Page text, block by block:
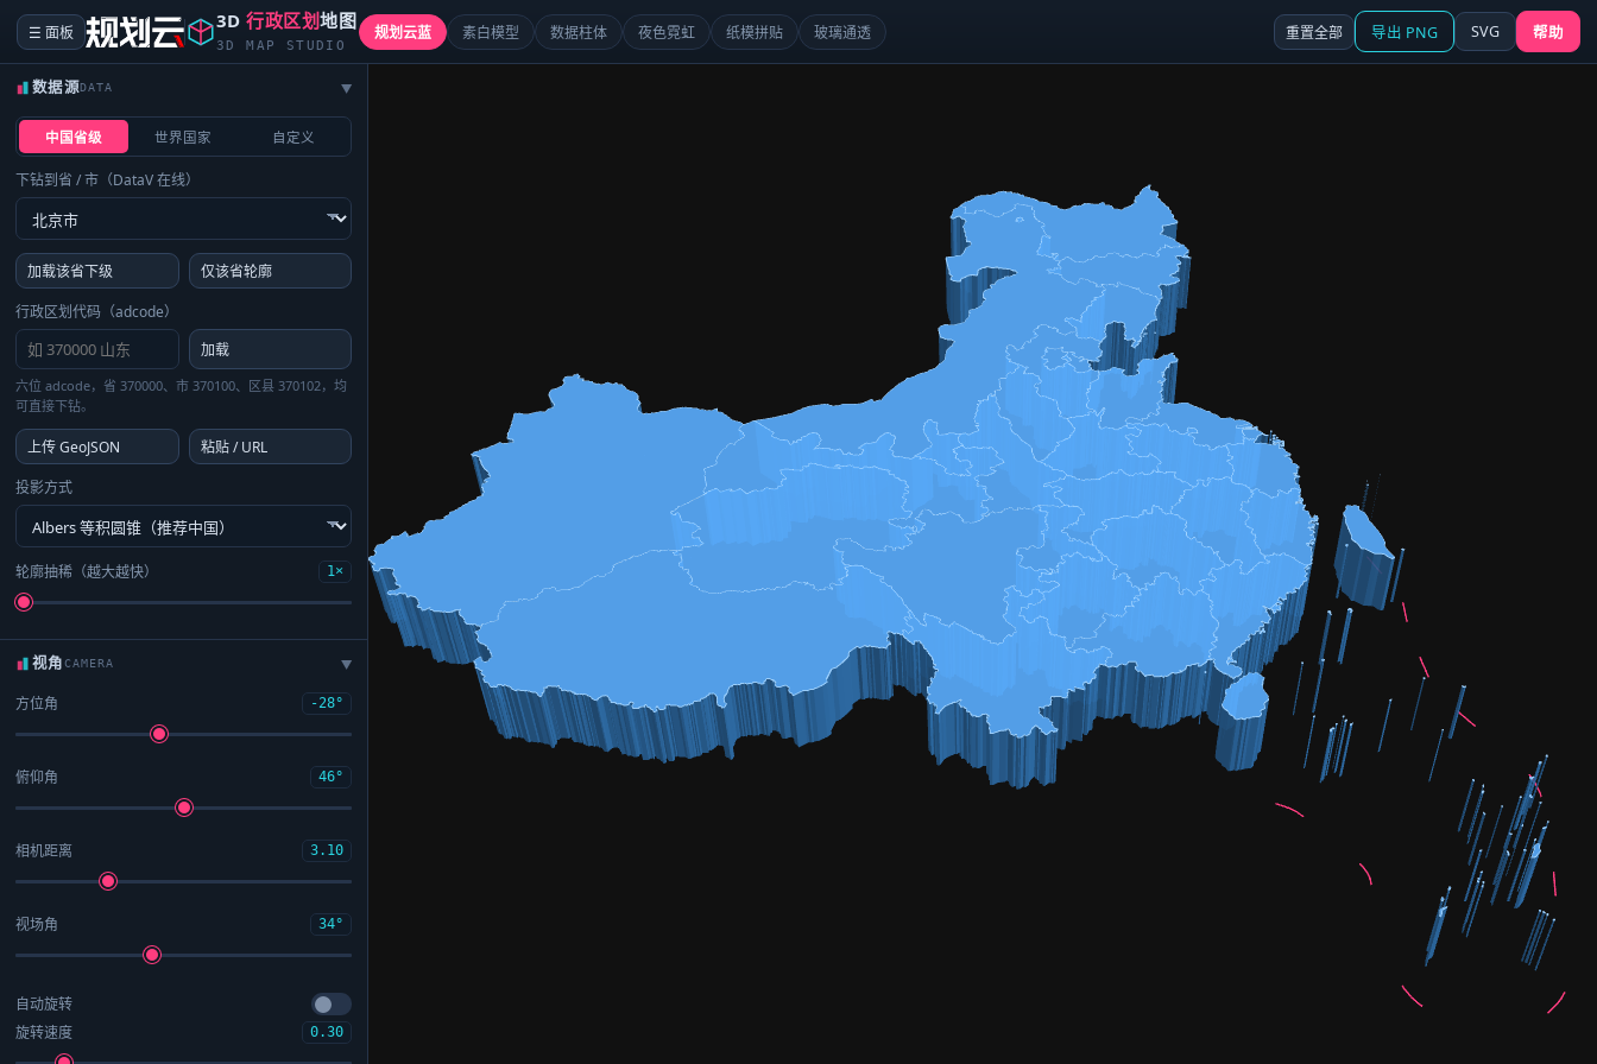
☰ 面板 3D行政区划地图
3D MAP STUDIO
规划云蓝 素白模型 数据柱体 夜色霓虹 纸模拼贴 玻璃通透 重置全部 导出 PNG SVG 帮助
数据源DATA ▶
中国省级 世界国家 自定义
下钻到省 / 市（DataV 在线）
加载该省下级
仅该省轮廓
行政区划代码（adcode）
加载
六位 adcode，省 370000、市 370100、区县 370102，均
可直接下钻。
上传 GeoJSON
粘贴 / URL
投影方式
轮廓抽稀（越大越快） 1×
视角CAMERA ▶
方位角 -28°
俯仰角 46°
相机距离 3.10
视场角 34°
自动旋转
旋转速度
0.30